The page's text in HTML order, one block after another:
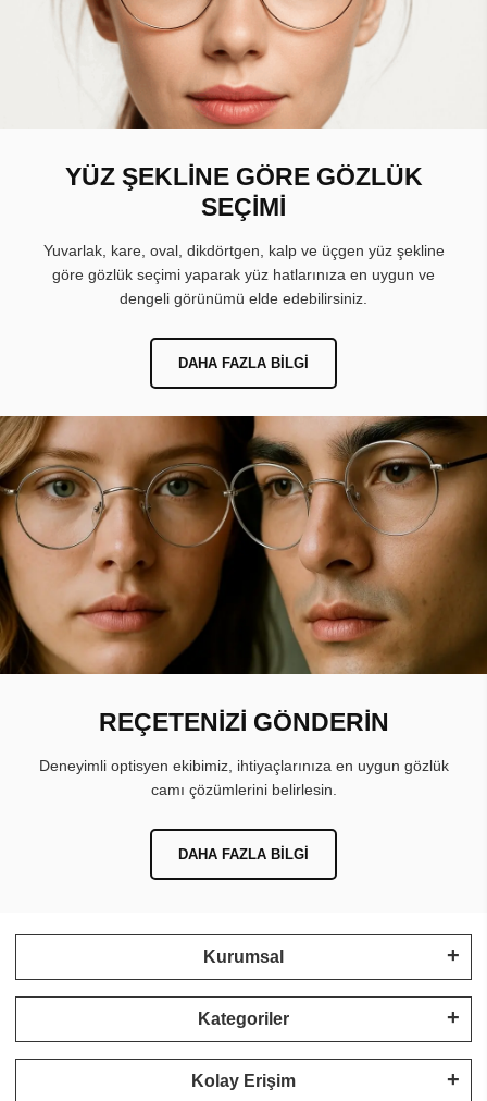
YÜZ ŞEKLİNE GÖRE GÖZLÜK
SEÇİMİ
Yuvarlak, kare, oval, dikdörtgen, kalp ve üçgen yüz şekline
göre gözlük seçimi yaparak yüz hatlarınıza en uygun ve
dengeli görünümü elde edebilirsiniz.
DAHA FAZLA BILGI
REÇETENİZİ GÖNDERİN
Deneyimli optisyen ekibimiz, ihtiyaçlarınıza en uygun gözlük
camı çözümlerini belirlesin.
DAHA FAZLA BILGI
Kurumsal
Kategoriler
Kolay Erişim